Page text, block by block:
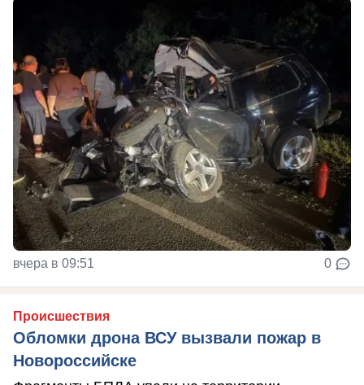
вчера в 09:51 0
Происшествия
Обломки дрона ВСУ вызвали пожар в
Новороссийске